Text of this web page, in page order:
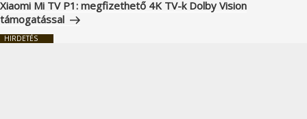
Xiaomi Mi TV P1: megfizethető 4K TV-k Dolby Vision
támogatással
HIRDETÉS